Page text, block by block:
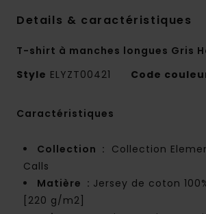
Details & caractéristiques
T-shirt à manches longues Gris
Style ELYZT00421 Code
Caractéristiques
Collection : Collection
Calls
Matière : Jersey de coton
[220 g/m2]